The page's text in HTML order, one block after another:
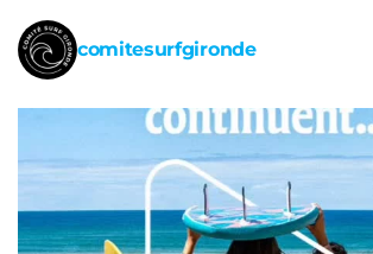
comitesurfgironde